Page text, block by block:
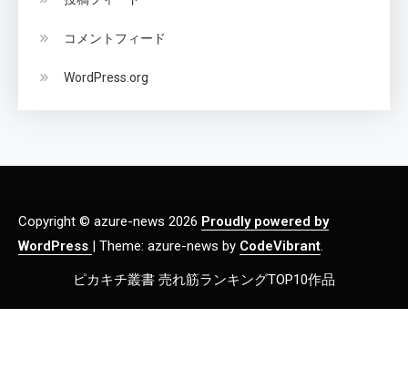
コメントフィード
WordPress.org
Copyright © azure-news 2026 Proudly powered by
WordPress | Theme: azure-news by CodeVibrant.
ピカキチ叢書 売れ筋ランキングTOP10作品